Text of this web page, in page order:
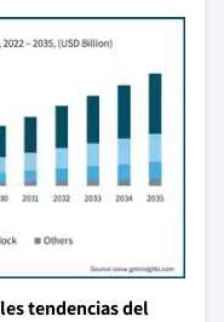
tendencias del